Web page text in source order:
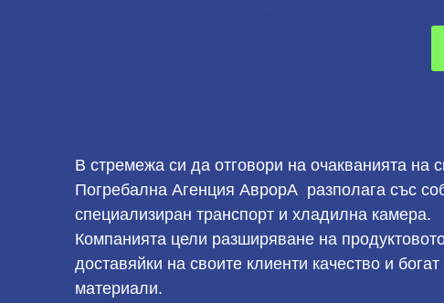
В стремежа си да отговори на очакванията на
Погребална Агенция АврорА разполага със
специализиран транспорт и хладилна камера.
Компанията цели разширяване на
доставяйки на своите клиенти качество и
материали.